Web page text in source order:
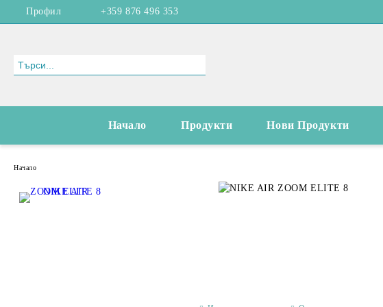
Профил +359 876 496 353
Начало Продукти Нови Продукти
Начало